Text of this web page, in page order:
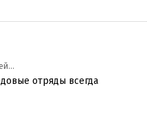
отряды всегда